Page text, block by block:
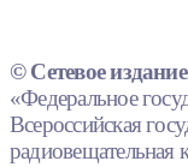
© Сетевое
«Федеральное
Всероссийская